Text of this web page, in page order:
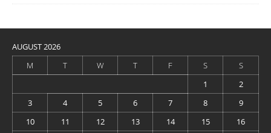
AUGUST 2026
M
T W T F S
S
1
2
3
4 5 6 7 8
9
10
11 12 13 14 15
16